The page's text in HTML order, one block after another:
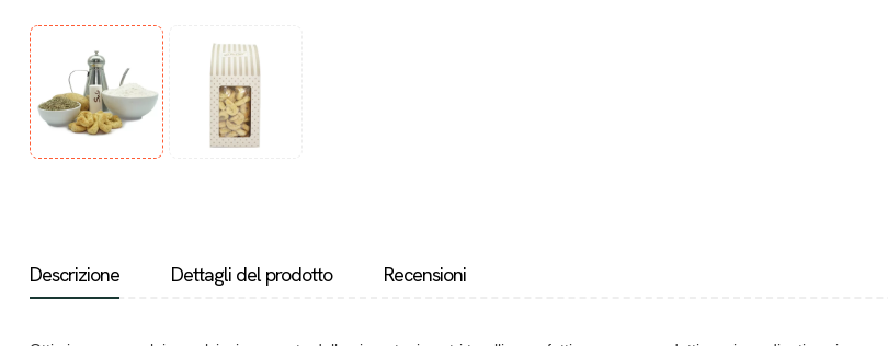
Descrizione Dettagli del prodotto Recensioni